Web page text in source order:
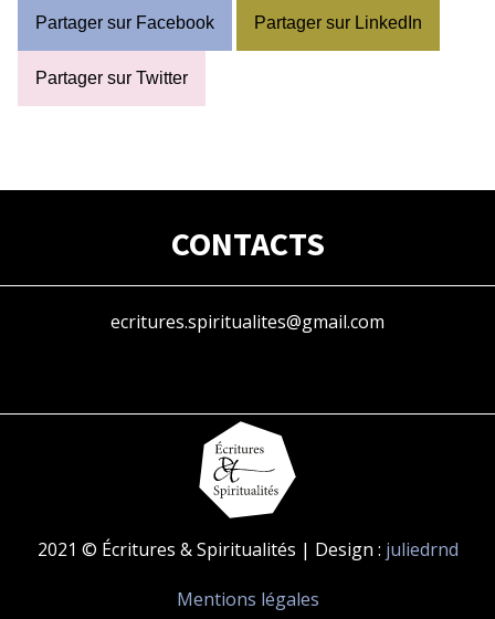
Partager sur Facebook Partager sur LinkedIn
Partager sur Twitter
CONTACTS
ecritures.spiritualites@gmail.com
2021 © Écritures & Spiritualités | Design : juliedrnd
Mentions légales